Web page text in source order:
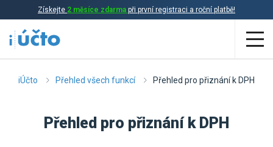
Získejte 2 měsíce zdarma při první registraci a roční platbě!
Aplikace
Daňová evidence
iÚčto Přehled všech funkcí Přehled pro přiznání k DPH
Přehled pro přiznání k DPH